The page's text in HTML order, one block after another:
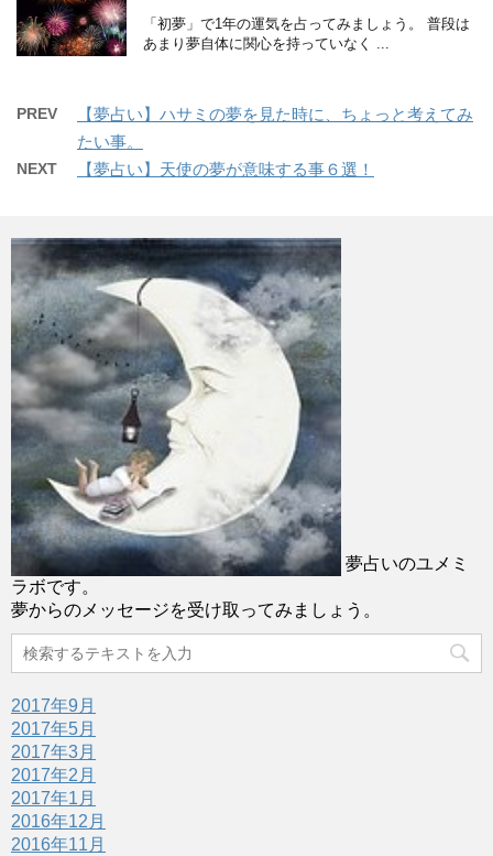
「初夢」で1年の運気を占ってみましょう。 普段は
あまり夢自体に関心を持っていなく ...
PREV
【夢占い】ハサミの夢を見た時に、ちょっと考えてみ
たい事。
NEXT 【夢占い】天使の夢が意味する事６選！
夢占いのユメミ
ラボです。
夢からのメッセージを受け取ってみましょう。
2017年9月
2017年5月
2017年3月
2017年2月
2017年1月
2016年12月
2016年11月